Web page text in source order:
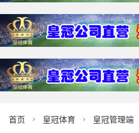
首页  皇冠体育  皇冠管理端